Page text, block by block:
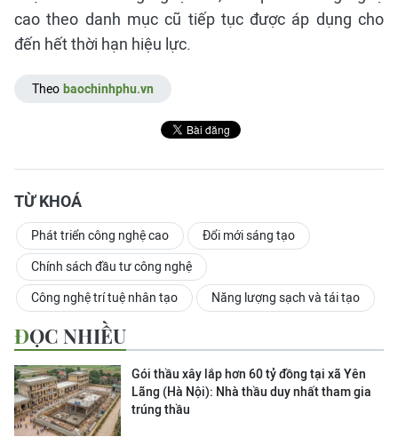
cao theo danh mục cũ tiếp tục được áp dụng cho
đến hết thời hạn hiệu lực.
Theo baochinhphu.vn
TỪ KHOÁ
Phát triển công nghệ cao Đổi mới sáng tạo
Chính sách đầu tư công nghệ
Công nghệ trí tuệ nhân tạo Năng lượng sạch và tái tạo
ĐỌC NHIỀU
Gói thầu xây lắp hơn 60 tỷ đồng tại xã Yên
Lãng (Hà Nội): Nhà thầu duy nhất tham gia
trúng thầu